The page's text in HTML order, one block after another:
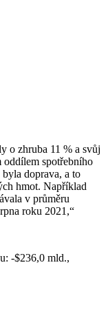
o zhruba 11 % a svůj
spotřebního
doprava, a to
hmot. Například
v průměru
roku 2021,“
-$236,0 mld.,